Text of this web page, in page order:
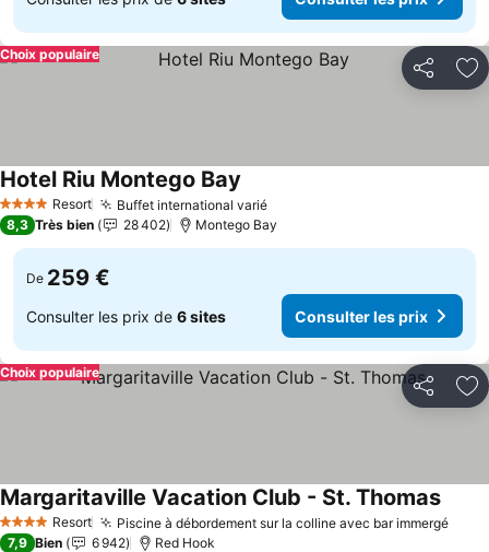
Partager
Choix populaire
4 Étoiles Resort Buffet international varié
Hotel Riu Montego Bay
8,3 Très bien 28 402 Montego Bay
De 259 €
Consulter les prix de 6 sites Consulter les prix
Partager
Choix populaire
4 Étoiles Resort Piscine à débordement sur la colline avec bar immergé
Margaritaville Vacation Club - St. Thomas
7,9 Bien 6 942 Red Hook